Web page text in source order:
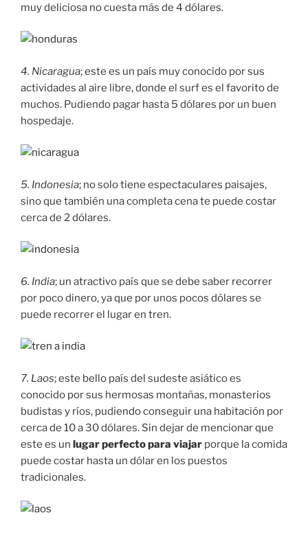
muy deliciosa no cuesta más de 4 dólares.
4. Nicaragua; este es un país muy conocido por sus
actividades al aire libre, donde el surf es el favorito de
muchos. Pudiendo pagar hasta 5 dólares por un buen
hospedaje.
5. Indonesia; no solo tiene espectaculares paisajes,
sino que también una completa cena te puede costar
cerca de 2 dólares.
6. India; un atractivo país que se debe saber recorrer
por poco dinero, ya que por unos pocos dólares se
puede recorrer el lugar en tren.
7. Laos; este bello país del sudeste asiático es
conocido por sus hermosas montañas, monasterios
budistas y ríos, pudiendo conseguir una habitación por
cerca de 10 a 30 dólares. Sin dejar de mencionar que
este es un lugar perfecto para viajar porque la comida
puede costar hasta un dólar en los puestos
tradicionales.